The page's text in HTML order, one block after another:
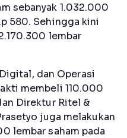
sebanyak 1.032.000
580. Sehingga kini
lembar
dan Operasi
membeli 110.000
Direktur Ritel &
juga melakukan
lembar saham pada